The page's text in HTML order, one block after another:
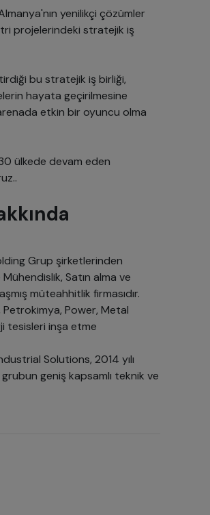
yenilikçi çözümler
projelerindeki stratejik iş
bu stratejik iş birliği,
hayata geçirilmesine
etkin bir oyuncu olma
ülkede devam eden
Grup şirketlerinden
Satın alma ve
müteahhitlik firmasıdır.
Power, Metal
tesisleri inşa etme
Solutions, 2014 yılı
geniş kapsamlı teknik ve